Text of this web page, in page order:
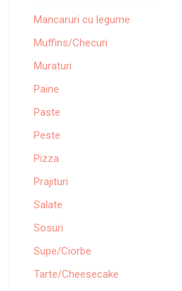
Mancaruri cu legume
Muffins/Checuri
Muraturi
Paine
Paste
Peste
Pizza
Prajituri
Salate
Sosuri
Supe/Ciorbe
Tarte/Cheesecake